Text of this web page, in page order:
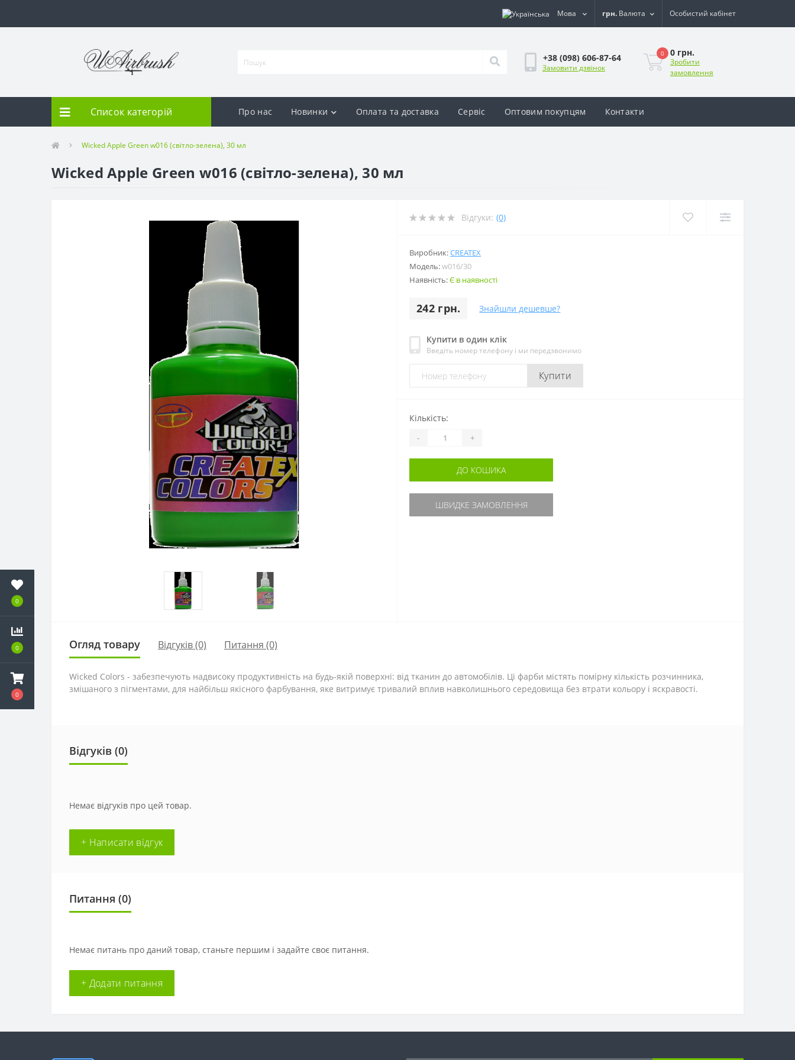
0
0
0
Мова грн. Валюта Особистий кабінет
+38 (098) 606-87-64
Замовити дзвінок
0 0 грн.
Зробити
замовлення
Список категорій Про нас Новинки Оплата та доставка Сервіс Оптовим покупцям Контакти
Wicked Apple Green w016 (світло-зелена), 30 мл
Wicked Apple Green w016 (світло-зелена), 30 мл
Відгуки: (0)
Виробник:CREATEX
Модель:w016/30
Наявність:Є в наявності
242 грн. Знайшли дешевше?
Купити в один клік
Введіть номер телефону і ми передзвонимо
Купити
Кількість:
- +
ДО КОШИКА
ШВИДКЕ ЗАМОВЛЕННЯ
Огляд товару Відгуків (0) Питання (0)
Wicked Colors - забезпечують надвисоку продуктивність на будь-якій поверхні: від тканин до автомобілів. Ці фарби містять помірну кількість розчинника,
змішаного з пігментами, для найбільш якісного фарбування, яке витримує тривалий вплив навколишнього середовища без втрати кольору і яскравості.
Відгуків (0)
Немає відгуків про цей товар.
+ Написати відгук
Питання (0)
Немає питань про даний товар, станьте першим і задайте своє питання.
+ Додати питання